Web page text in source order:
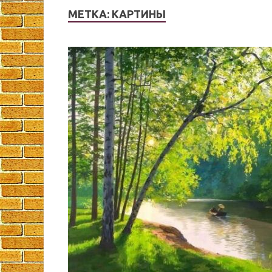
МЕТКА: КАРТИНЫ